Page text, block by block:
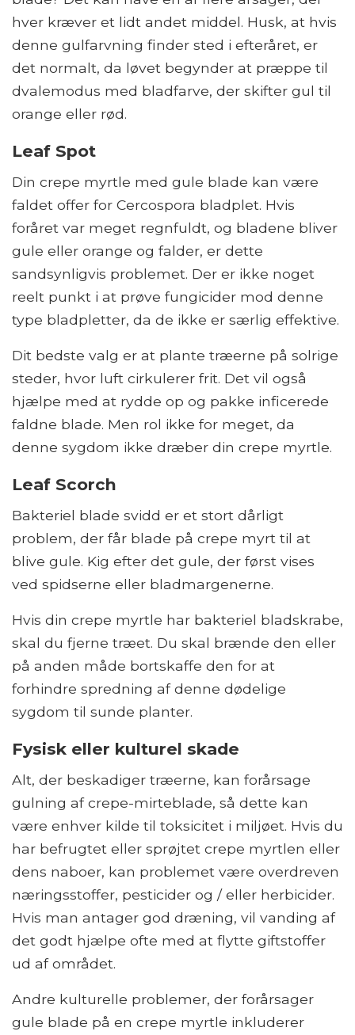
hver kræver et lidt andet middel. Husk, at hvis
denne gulfarvning finder sted i efteråret, er
det normalt, da løvet begynder at præppe til
dvalemodus med bladfarve, der skifter gul til
orange eller rød.
Leaf Spot
Din crepe myrtle med gule blade kan være
faldet offer for Cercospora bladplet. Hvis
foråret var meget regnfuldt, og bladene bliver
gule eller orange og falder, er dette
sandsynligvis problemet. Der er ikke noget
reelt punkt i at prøve fungicider mod denne
type bladpletter, da de ikke er særlig effektive.
Dit bedste valg er at plante træerne på solrige
steder, hvor luft cirkulerer frit. Det vil også
hjælpe med at rydde op og pakke inficerede
faldne blade. Men rol ikke for meget, da
denne sygdom ikke dræber din crepe myrtle.
Leaf Scorch
Bakteriel blade svidd er et stort dårligt
problem, der får blade på crepe myrt til at
blive gule. Kig efter det gule, der først vises
ved spidserne eller bladmargenerne.
Hvis din crepe myrtle har bakteriel bladskrabe,
skal du fjerne træet. Du skal brænde den eller
på anden måde bortskaffe den for at
forhindre spredning af denne dødelige
sygdom til sunde planter.
Fysisk eller kulturel skade
Alt, der beskadiger træerne, kan forårsage
gulning af crepe-mirteblade, så dette kan
være enhver kilde til toksicitet i miljøet. Hvis du
har befrugtet eller sprøjtet crepe myrtlen eller
dens naboer, kan problemet være overdreven
næringsstoffer, pesticider og / eller herbicider.
Hvis man antager god dræning, vil vanding af
det godt hjælpe ofte med at flytte giftstoffer
ud af området.
Andre kulturelle problemer, der forårsager
gule blade på en crepe myrtle inkluderer